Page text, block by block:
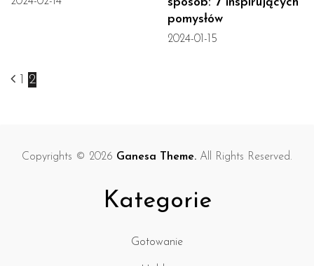
pomysłów
2024-01-15
1 2
Copyrights © 2026 Ganesa Theme. All Rights Reserved.
Kategorie
Gotowanie